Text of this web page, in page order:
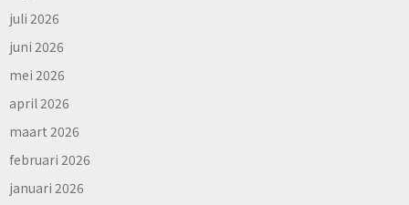
juli 2026
juni 2026
mei 2026
april 2026
maart 2026
februari 2026
januari 2026